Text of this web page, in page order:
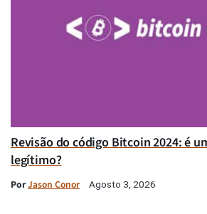
Revisão do código Bitcoin 2024: é
legítimo?
PorJason Conor Agosto 3, 2026